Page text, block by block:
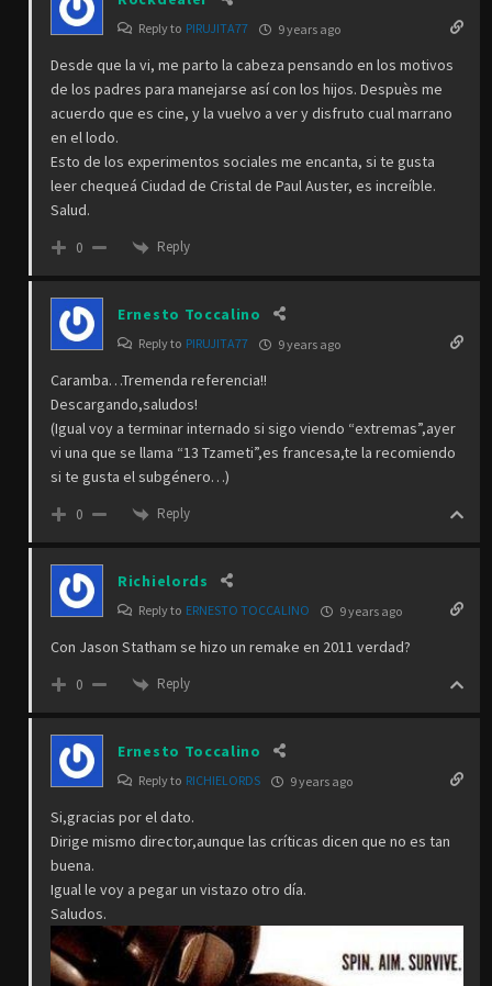
Reply to PIRUJITA77 9 years ago
Desde que la vi, me parto la cabeza pensando en los motivos
de los padres para manejarse así con los hijos. Despuès me
acuerdo que es cine, y la vuelvo a ver y disfruto cual marrano
en el lodo.
Esto de los experimentos sociales me encanta, si te gusta
leer chequeá Ciudad de Cristal de Paul Auster, es increíble.
Salud.
0 Reply
Ernesto Toccalino
Reply to PIRUJITA77 9 years ago
Caramba…Tremenda referencia!!
Descargando,saludos!
(Igual voy a terminar internado si sigo viendo “extremas”,ayer
vi una que se llama “13 Tzameti”,es francesa,te la recomiendo
si te gusta el subgénero…)
0 Reply
Richielords
Reply to ERNESTO TOCCALINO 9 years ago
Con Jason Statham se hizo un remake en 2011 verdad?
0 Reply
Ernesto Toccalino
Reply to RICHIELORDS 9 years ago
Si,gracias por el dato.
Dirige mismo director,aunque las críticas dicen que no es tan
buena.
Igual le voy a pegar un vistazo otro día.
Saludos.